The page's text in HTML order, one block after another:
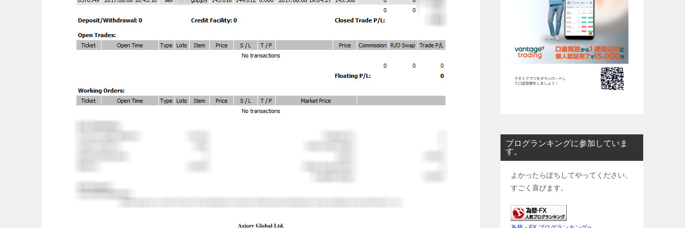
ブログランキングに参加していま
す。
よかったらぽちしてやってください、
すごく喜びます。